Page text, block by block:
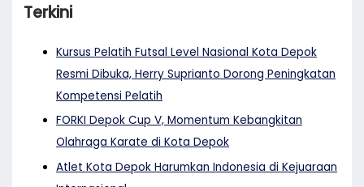
Terkini
Kursus Pelatih Futsal Level Nasional Kota Depok
Resmi Dibuka, Herry Suprianto Dorong Peningkatan
Kompetensi Pelatih
FORKI Depok Cup V, Momentum Kebangkitan
Olahraga Karate di Kota Depok
Atlet Kota Depok Harumkan Indonesia di Kejuaraan